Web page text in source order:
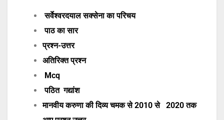
सर्वेश्वरदयाल सक्सेना का परिचय
पाठ का सार
प्रश्न-उत्तर
अतिरिक्त प्रश्न
Mcq
पठित गद्यांश
मानवीय करुणा की दिव्य चमक से 2010 से 2020 तक